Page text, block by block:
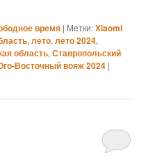
время | Метки:Xiaomi
,лето,лето 2024,
область,Ставропольский
Восточный вояж 2024 |